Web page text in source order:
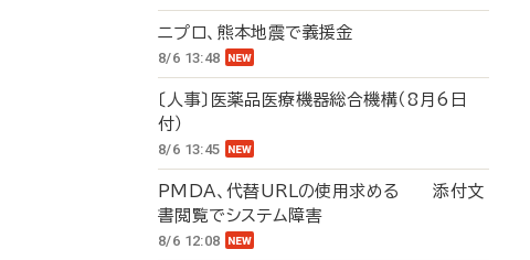
ニプロ、熊本地震で義援金
8/6 13:48
〔人事〕医薬品医療機器総合機構（8月6日
付）
8/6 13:45
PMDA、代替URLの使用求める 添付文
書閲覧でシステム障害
8/6 12:08